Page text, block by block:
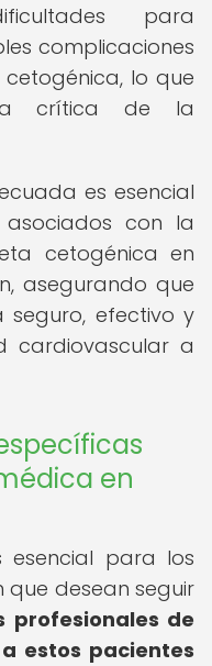
para
complicaciones
lo que
crítica de la
es esencial
con la
cetogénica en
asegurando que
seguro, efectivo y
cardiovascular a
en
esencial para los
que desean seguir
profesionales de
estos pacientes